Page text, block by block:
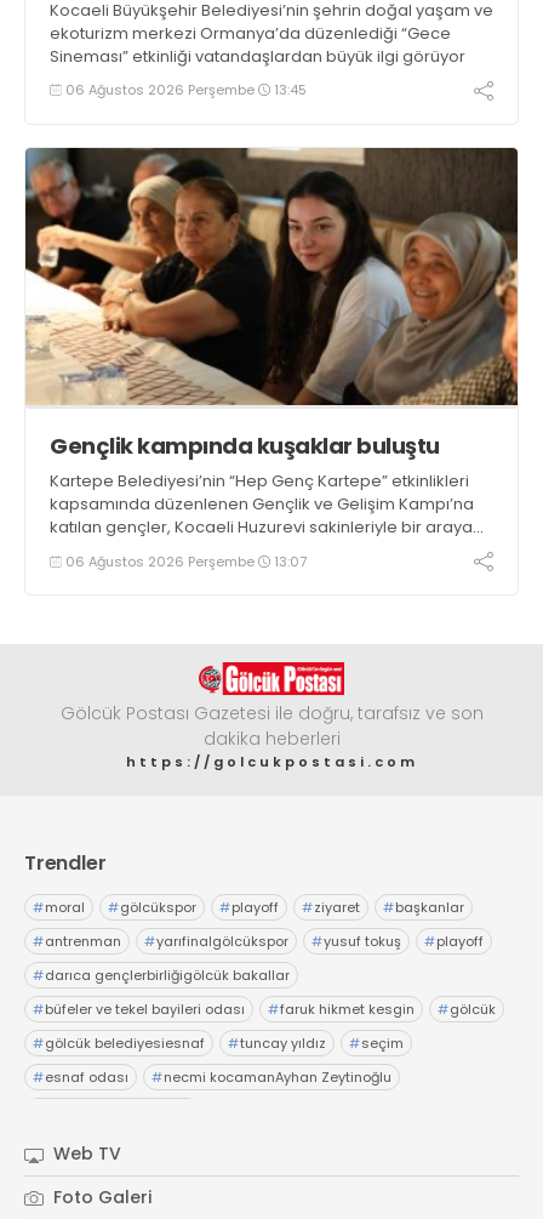
Kocaeli Büyükşehir Belediyesi’nin şehrin doğal yaşam ve
ekoturizm merkezi Ormanya’da düzenlediği “Gece
Sineması” etkinliği vatandaşlardan büyük ilgi görüyor
06 Ağustos 2026 Perşembe 13:45
Gençlik kampında kuşaklar buluştu
Kartepe Belediyesi’nin “Hep Genç Kartepe” etkinlikleri
kapsamında düzenlenen Gençlik ve Gelişim Kampı’na
katılan gençler, Kocaeli Huzurevi sakinleriyle bir araya
geldi06 Ağustos 2026 Perşembe 13:07
Gölcük Postası Gazetesi ile doğru, tarafsız ve son
dakika heberleri
https://golcukpostasi.com
Trendler
#moral #gölcükspor #playoff #ziyaret #başkanlar
#antrenman #yarıfinalgölcükspor #yusuf tokuş #playoff
#darıca gençlerbirliğigölcük bakallar
#büfeler ve tekel bayileri odası #faruk hikmet kesgin #gölcük
#gölcük belediyesiesnaf #tuncay yıldız #seçim
#esnaf odası #necmi kocamanAyhan Zeytinoğlu
Web TV
Foto Galeri